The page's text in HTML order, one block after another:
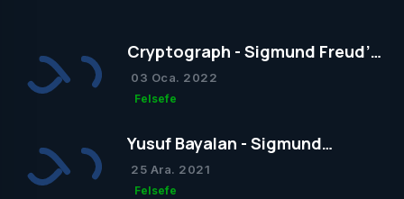
Cryptograph - Sigmund Freud’un
Yapısal Kuramı
03 Oca. 2022
Felsefe
Yusuf Bayalan - Sigmund
Freud’un Yapısal Kuramı
25 Ara. 2021
Felsefe